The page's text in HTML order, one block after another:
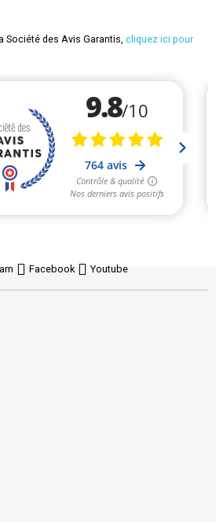
Société des Avis Garantis, cliquez ici pour
Facebook Youtube